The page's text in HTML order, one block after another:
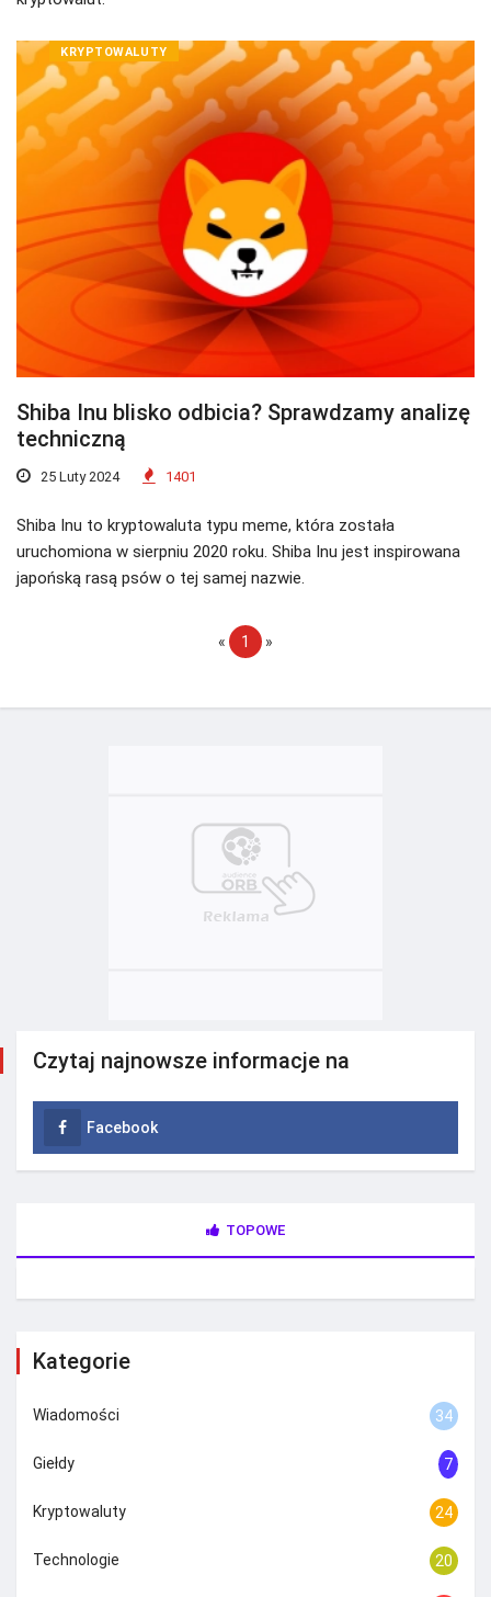
KRYPTOWALUTY
Shiba Inu blisko odbicia? Sprawdzamy analizę
techniczną
25 Luty 2024 1401
Shiba Inu to kryptowaluta typu meme, która została
uruchomiona w sierpniu 2020 roku. Shiba Inu jest inspirowana
japońską rasą psów o tej samej nazwie.
« 1 »
Czytaj najnowsze informacje na
Facebook
TOPOWE
Kategorie
Wiadomości 34
Giełdy 7
Kryptowaluty 24
Technologie 20